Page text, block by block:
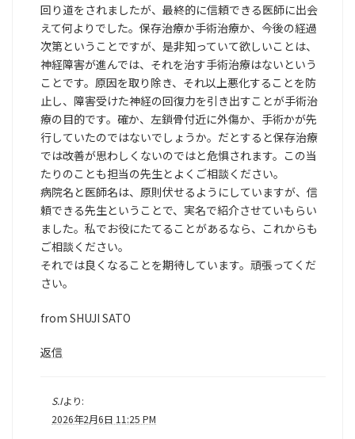
回り道をされましたが、最終的に信頼できる医師に出会
えて何よりでした。保存治療か手術治療か、今後の経過
次第ということですが、是非知っていて欲しいことは、
神経障害が進んでは、それを治す手術治療はないという
ことです。原因を取り除き、それ以上悪化することを防
止し、障害受けた神経の回復力を引き出すことが手術治
療の目的です。確か、左鎖骨付近に外傷か、手術かが先
行していたのではないでしょうか。だとすると保存治療
では改善が思わしくないのではと危惧されます。この当
たりのことも担当の先生とよくご相談ください。
病院名と医師名は、原則伏せるようにしていますが、信
頼できる先生ということで、実名で紹介させていもらい
ました。私でお役にたてることがあるなら、これからも
ご相談ください。
それでは良くなることを期待しています。頑張ってくだ
さい。
from SHUJI SATO
返信
S.Iより:
2026年2月6日 11:25 PM